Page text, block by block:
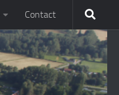
Contact